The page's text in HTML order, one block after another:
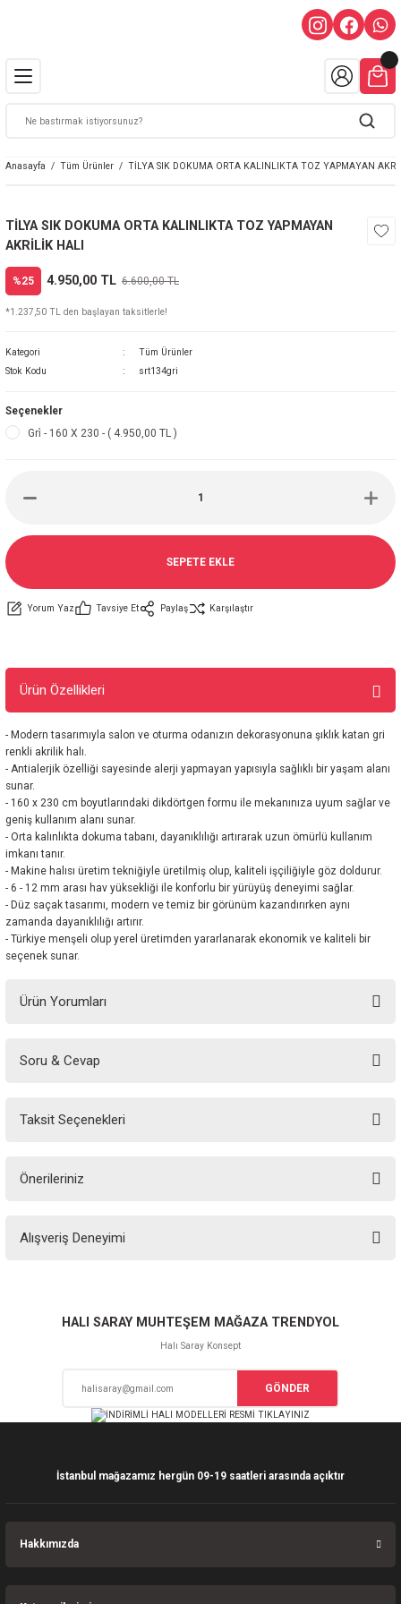
Anasayfa Tüm Ürünler TİLYA SIK DOKUMA ORTA KALINLIKTA TOZ YAPMAYAN
TİLYA SIK DOKUMA ORTA KALINLIKTA TOZ YAPMAYAN
AKRİLİK HALI
%25 4.950,00 TL 6.600,00 TL
*1.237,50 TL den başlayan taksitlerle!
Kategori
Tüm Ürünler
Stok Kodu
srt134gri
Seçenekler
Gri̇ - 160 X 230 - ( 4.950,00 TL )
SEPETE EKLE
Yorum Yaz Tavsiye Et Paylaş Karşılaştır
Ürün Özellikleri
- Modern tasarımıyla salon ve oturma odanızın dekorasyonuna şıklık katan gri
renkli akrilik halı.
- Antialerjik özelliği sayesinde alerji yapmayan yapısıyla sağlıklı bir yaşam alanı
sunar.
- 160 x 230 cm boyutlarındaki dikdörtgen formu ile mekanınıza uyum sağlar ve
geniş kullanım alanı sunar.
- Orta kalınlıkta dokuma tabanı, dayanıklılığı artırarak uzun ömürlü kullanım
imkanı tanır.
- Makine halısı üretim tekniğiyle üretilmiş olup, kaliteli işçiliğiyle göz doldurur.
- 6 - 12 mm arası hav yüksekliği ile konforlu bir yürüyüş deneyimi sağlar.
- Düz saçak tasarımı, modern ve temiz bir görünüm kazandırırken aynı
zamanda dayanıklılığı artırır.
- Türkiye menşeli olup yerel üretimden yararlanarak ekonomik ve kaliteli bir
seçenek sunar.
Ürün Yorumları
Soru & Cevap
Taksit Seçenekleri
Önerileriniz
yetersiz gördüğünüz noktaları öneri formunu kullanarak tarafımıza
Ürün resmi kalitesiz, bozuk veya görüntülenemiyor.
Ürün açıklamasında eksik bilgiler bulunuyor.
Bu ürüne benzer farklı alternatifler olmalı.
Alışveriş Deneyimi
Sitemize ilk yorumu siz yapın!
HALI SARAY MUHTEŞEM MAĞAZA TRENDYOL
Halı Saray Konsept
GÖNDER
İstanbul mağazamız hergün 09-19 saatleri arasında açıktır
Hakkımızda